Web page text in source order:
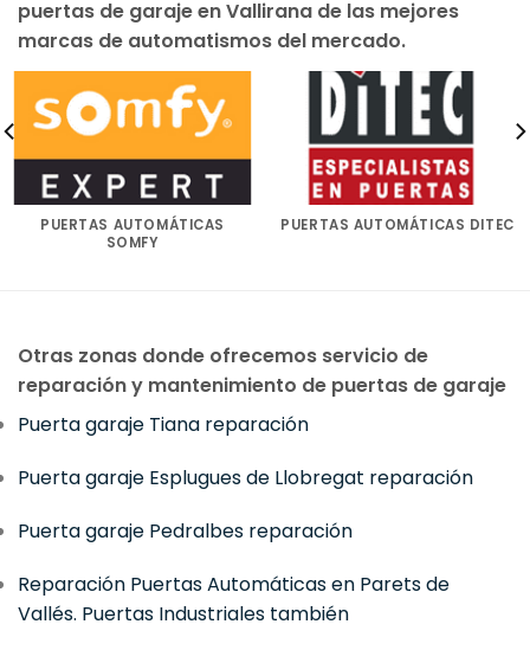
puertas de garaje en Vallirana de las mejores
marcas de automatismos del mercado.
PUERTAS AUTOMÁTICAS
SOMFY
PUERTAS AUTOMÁTICAS DITEC
Otras zonas donde ofrecemos servicio de
reparación y mantenimiento de puertas de garaje
Puerta garaje Tiana reparación
Puerta garaje Esplugues de Llobregat reparación
Puerta garaje Pedralbes reparación
Reparación Puertas Automáticas en Parets de
Vallés. Puertas Industriales también